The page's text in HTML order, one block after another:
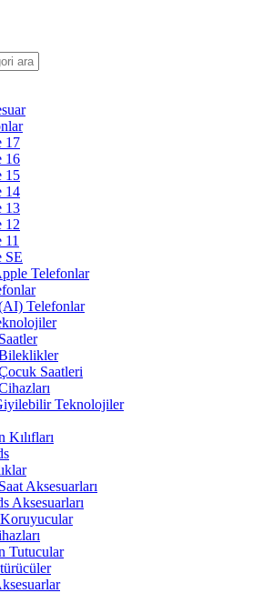
17
16
15
14
13
12
11
SE
Telefonlar
Telefonlar
Saatleri
Teknolojiler
Kılıfları
Aksesuarları
Aksesuarları
Tutucular